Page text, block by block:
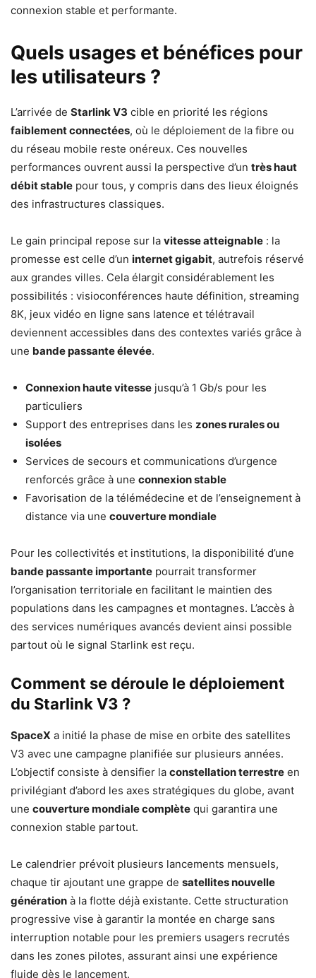
connexion stable et performante.
Quels usages et bénéfices pour
les utilisateurs ?
L’arrivée de Starlink V3 cible en priorité les régions
faiblement connectées, où le déploiement de la fibre ou
du réseau mobile reste onéreux. Ces nouvelles
performances ouvrent aussi la perspective d’un très haut
débit stable pour tous, y compris dans des lieux éloignés
des infrastructures classiques.
Le gain principal repose sur la vitesse atteignable : la
promesse est celle d’un internet gigabit, autrefois réservé
aux grandes villes. Cela élargit considérablement les
possibilités : visioconférences haute définition, streaming
8K, jeux vidéo en ligne sans latence et télétravail
deviennent accessibles dans des contextes variés grâce à
une bande passante élevée.
Connexion haute vitesse jusqu’à 1 Gb/s pour les
particuliers
Support des entreprises dans les zones rurales ou
isolées
Services de secours et communications d’urgence
renforcés grâce à une connexion stable
Favorisation de la télémédecine et de l’enseignement à
distance via une couverture mondiale
Pour les collectivités et institutions, la disponibilité d’une
bande passante importante pourrait transformer
l’organisation territoriale en facilitant le maintien des
populations dans les campagnes et montagnes. L’accès à
des services numériques avancés devient ainsi possible
partout où le signal Starlink est reçu.
Comment se déroule le déploiement
du Starlink V3 ?
SpaceX a initié la phase de mise en orbite des satellites
V3 avec une campagne planifiée sur plusieurs années.
L’objectif consiste à densifier la constellation terrestre en
privilégiant d’abord les axes stratégiques du globe, avant
une couverture mondiale complète qui garantira une
connexion stable partout.
Le calendrier prévoit plusieurs lancements mensuels,
chaque tir ajoutant une grappe de satellites nouvelle
génération à la flotte déjà existante. Cette structuration
progressive vise à garantir la montée en charge sans
interruption notable pour les premiers usagers recrutés
dans les zones pilotes, assurant ainsi une expérience
fluide dès le lancement.